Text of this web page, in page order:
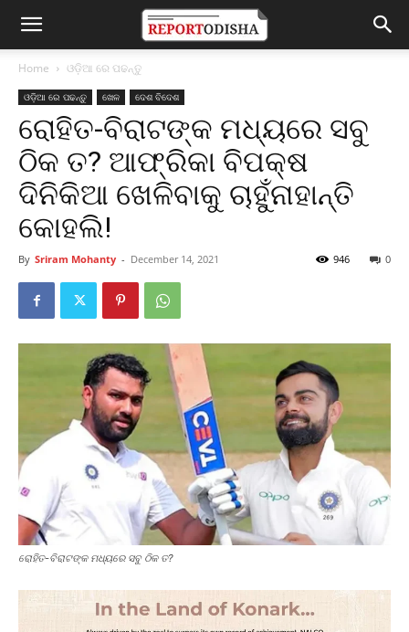
Home ଓଡ଼ିଆ ରେ ପଢନ୍ତୁ
ଓଡ଼ିଆ ରେ ପଢନ୍ତୁ ଖେଳ ଦେଶ ବିଦେଶ
ରୋହିତ-ବିରାଟଙ୍କ ମଧ୍ୟରେ ସବୁ
ଠିକ ତ? ଆଫ୍ରିକା ବିପକ୍ଷ
ଦିନିକିଆ ଖେଳିବାକୁ ଚାହୁଁନାହାନ୍ତି
କୋହଲି!
By Sriram Mohanty - December 14, 2021 0
946
ରୋହିତ-ବିରାଟଙ୍କ ମଧ୍ୟରେ ସବୁ ଠିକ ତ?